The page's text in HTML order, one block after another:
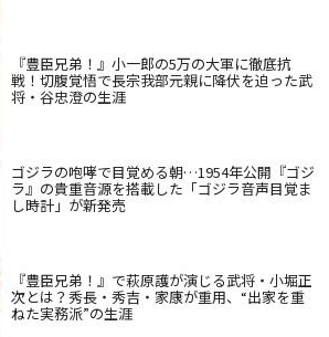
『豊臣兄弟！』小一郎の5万の大軍に徹底抗
戦！切腹覚悟で長宗我部元親に降伏を迫った武
将・谷忠澄の生涯
ゴジラの咆哮で目覚める朝…1954年公開『ゴジ
ラ』の貴重音源を搭載した「ゴジラ音声目覚ま
し時計」が新発売
『豊臣兄弟！』で萩原護が演じる武将・小堀正
次とは？秀長・秀吉・家康が重用、“出家を重
ねた実務派”の生涯